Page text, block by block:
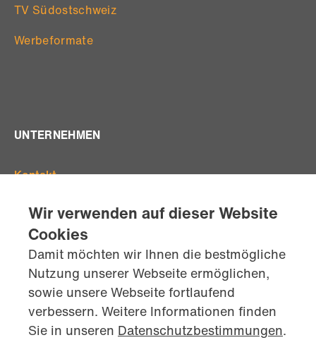
kontaktiere
uns jetzt
TV Südostschweiz
Werbeformate
UNTERNEHMEN
Kontakt
Standorte
Team
AGB's
Datenschutz
Impressum
Wir verwenden auf dieser Website
Cookies
Damit möchten wir Ihnen die bestmögliche
Nutzung unserer Webseite ermöglichen,
sowie unsere Webseite fortlaufend
verbessern. Weitere Informationen finden
Sie in unseren Datenschutzbestimmungen.